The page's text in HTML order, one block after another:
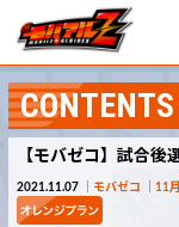
CONTENTS
【モバゼコ】試合後
2021.11.07 モバゼコ 11